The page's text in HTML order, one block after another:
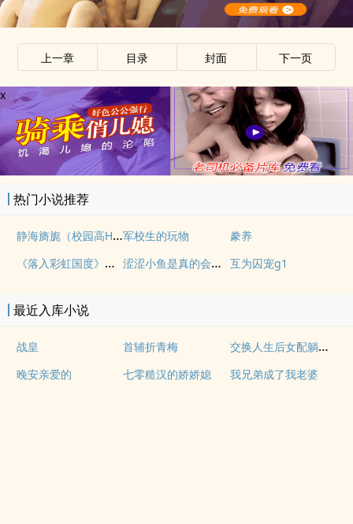
上一章 目录 封面 下一页
x
热门小说推荐
静海旖旎（校园高H）军校生的玩物 豢养
《落入彩虹国度》穿越+西幻+言情 涩涩小鱼是真的会被干透 互为囚宠g1
最近入库小说
战皇 首辅折青梅 交换人生后女配躺赢全豪门团宠
晚安亲爱的 七零糙汉的娇娇媳 我兄弟成了我老婆